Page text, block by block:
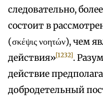
следовательно,
состоит в
(σκέψις νοητών), чем
действия»[1232].
действие
добродетельный